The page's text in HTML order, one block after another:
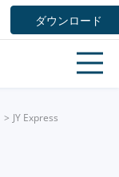
ダウンロード
JY Express